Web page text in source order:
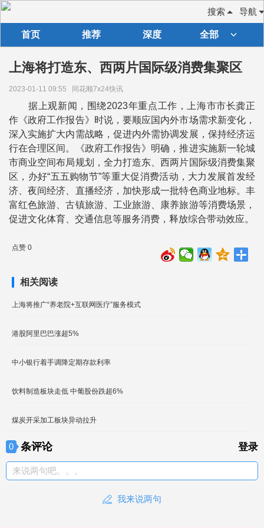
导航
搜索
首页 推荐 深度 全部
上海将打造东、西两片国际级消费集聚区
2023-01-11 09:55 同花顺7x24快讯
据上观新闻，围绕2023年重点工作，上海市市长龚正
作《政府工作报告》时说，要顺应国内外市场需求新变化，
深入实施扩大内需战略，促进内外需协调发展，保持经济运
行在合理区间。《政府工作报告》明确，推进实施新一轮城
市商业空间布局规划，全力打造东、西两片国际级消费集聚
区，办好“五五购物节”等重大促消费活动，大力发展首发经
济、夜间经济、直播经济，加快形成一批特色商业地标。丰
富红色旅游、古镇旅游、工业旅游、康养旅游等消费场景，
促进文化体育、交通信息等服务消费，释放综合带动效应。
点赞 0
相关阅读
上海将推广“养老院+互联网医疗”服务模式
港股阿里巴巴涨超5%
中小银行着手调降定期存款利率
饮料制造板块走低 中葡股份跌超6%
煤炭开采加工板块异动拉升
0 条评论 登录
来说两句吧。。。
我来说两句